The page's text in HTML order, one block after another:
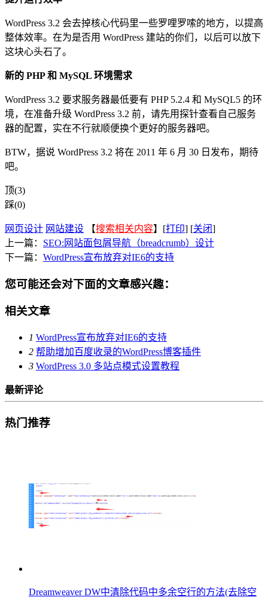
WordPress 3.2 会去掉核心代码里一些罗哩罗嗦的地方，以提高
整体效率。在为是否用 WordPress 建站的你们，以后可以放下
这块心头石了。
新的 PHP 和 MySQL 环境需求
WordPress 3.2 要求服务器最低要有 PHP 5.2.4 和 MySQL5 的环
境，在准备升级 WordPress 3.2 前，请先用探针查看自己服务
器的配置，实在不行就顺便换个更好的服务器吧。
BTW，据说 WordPress 3.2 将在 2011 年 6 月 30 日发布，期待
吧。
顶(3)
踩(0)
网页设计 网站建设 【搜索相关内容】[打印] [关闭]
上一篇： SEO:网站面包屑导航（breadcrumb）设计
下一篇： WordPress宣布放弃对IE6的支持
您可能还会对下面的文章感兴趣：
相关文章
1 WordPress宣布放弃对IE6的支持
2 帮助增加百度收录的WordPress博客插件
3 WordPress 3.0 多站点模式设置教程
最新评论
热门推荐
Dreamweaver DW中清除代码中多余空行的方法(去除空